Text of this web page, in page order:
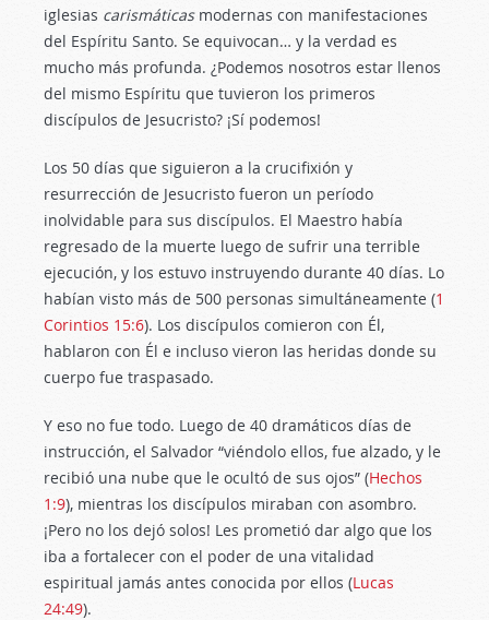
iglesias carismáticasmodernas con manifestaciones
del Espíritu Santo. Se equivocan… y la verdad es
mucho más profunda. ¿Podemos nosotros estar llenos
del mismo Espíritu que tuvieron los primeros
discípulos de Jesucristo? ¡Sí podemos!
Los 50 días que siguieron a la crucifixión y
resurrección de Jesucristo fueron un período
inolvidable para sus discípulos. El Maestro había
regresado de la muerte luego de sufrir una terrible
ejecución, y los estuvo instruyendo durante 40 días. Lo
habían visto más de 500 personas simultáneamente (1
Corintios 15:6). Los discípulos comieron con Él,
hablaron con Él e incluso vieron las heridas donde su
cuerpo fue traspasado.
Y eso no fue todo. Luego de 40 dramáticos días de
instrucción, el Salvador “viéndolo ellos, fue alzado, y le
recibió una nube que le ocultó de sus ojos” (Hechos
1:9), mientras los discípulos miraban con asombro.
¡Pero no los dejó solos! Les prometió dar algo que los
iba a fortalecer con el poder de una vitalidad
espiritual jamás antes conocida por ellos (Lucas
24:49).